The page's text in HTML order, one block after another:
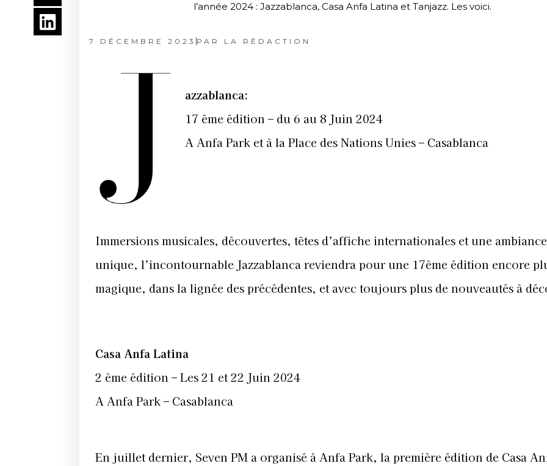
l’année 2024 : Jazzablanca, Casa Anfa Latina et Tanjazz. Les voici.
7 DÉCEMBRE 2023 PAR LA RÉDACTION
J
azzablanca:
17 ème édition – du 6 au 8 Juin 2024
A Anfa Park et à la Place des Nations Unies – Casablanca
Immersions musicales, découvertes, têtes d’affiche internationales et une ambiance
unique, l’incontournable Jazzablanca reviendra pour une 17ème édition encore
magique, dans la lignée des précédentes, et avec toujours plus de nouveautés à
Casa Anfa Latina
2 ème édition – Les 21 et 22 Juin 2024
A Anfa Park – Casablanca
En juillet dernier, Seven PM a organisé à Anfa Park, la première édition de Casa